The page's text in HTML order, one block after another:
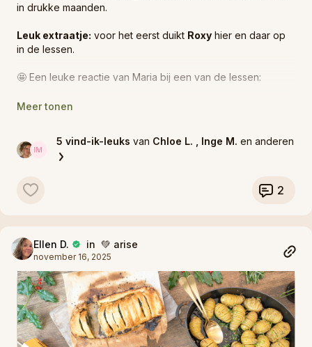
in drukke maanden.
Leuk extraatje: voor het eerst duikt Roxy hier en daar op
in de lessen.
🤩 Een leuke reactie van Maria bij een van de lessen:
Het was een zalige avondles, heel ontspannend. Deed enorm
Morgenavond staat er eenlive yogales gepland die ook
past binnen deze reeks.
5 vind-ik-leuks van Chloe L. , Inge M. en anderen
2
Ellen D. in 💚 arise
november 16, 2025